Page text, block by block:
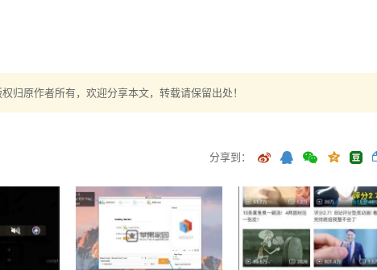
归原作者所有，欢迎分享本文，转载请保留出处！
分享到：